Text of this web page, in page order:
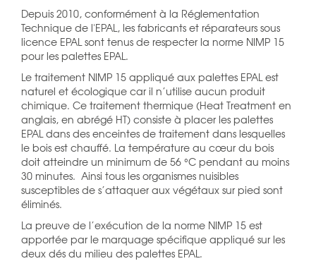
Depuis 2010, conformément à la Réglementation
Technique de l'EPAL, les fabricants et réparateurs sous
licence EPAL sont tenus de respecter la norme NIMP 15
pour les palettes EPAL.
Le traitement NIMP 15 appliqué aux palettes EPAL est
naturel et écologique car il n’utilise aucun produit
chimique. Ce traitement thermique (Heat Treatment en
anglais, en abrégé HT) consiste à placer les palettes
EPAL dans des enceintes de traitement dans lesquelles
le bois est chauffé. La température au cœur du bois
doit atteindre un minimum de 56 °C pendant au moins
30 minutes. Ainsi tous les organismes nuisibles
susceptibles de s’attaquer aux végétaux sur pied sont
éliminés.
La preuve de l’exécution de la norme NIMP 15 est
apportée par le marquage spécifique appliqué sur les
deux dés du milieu des palettes EPAL.